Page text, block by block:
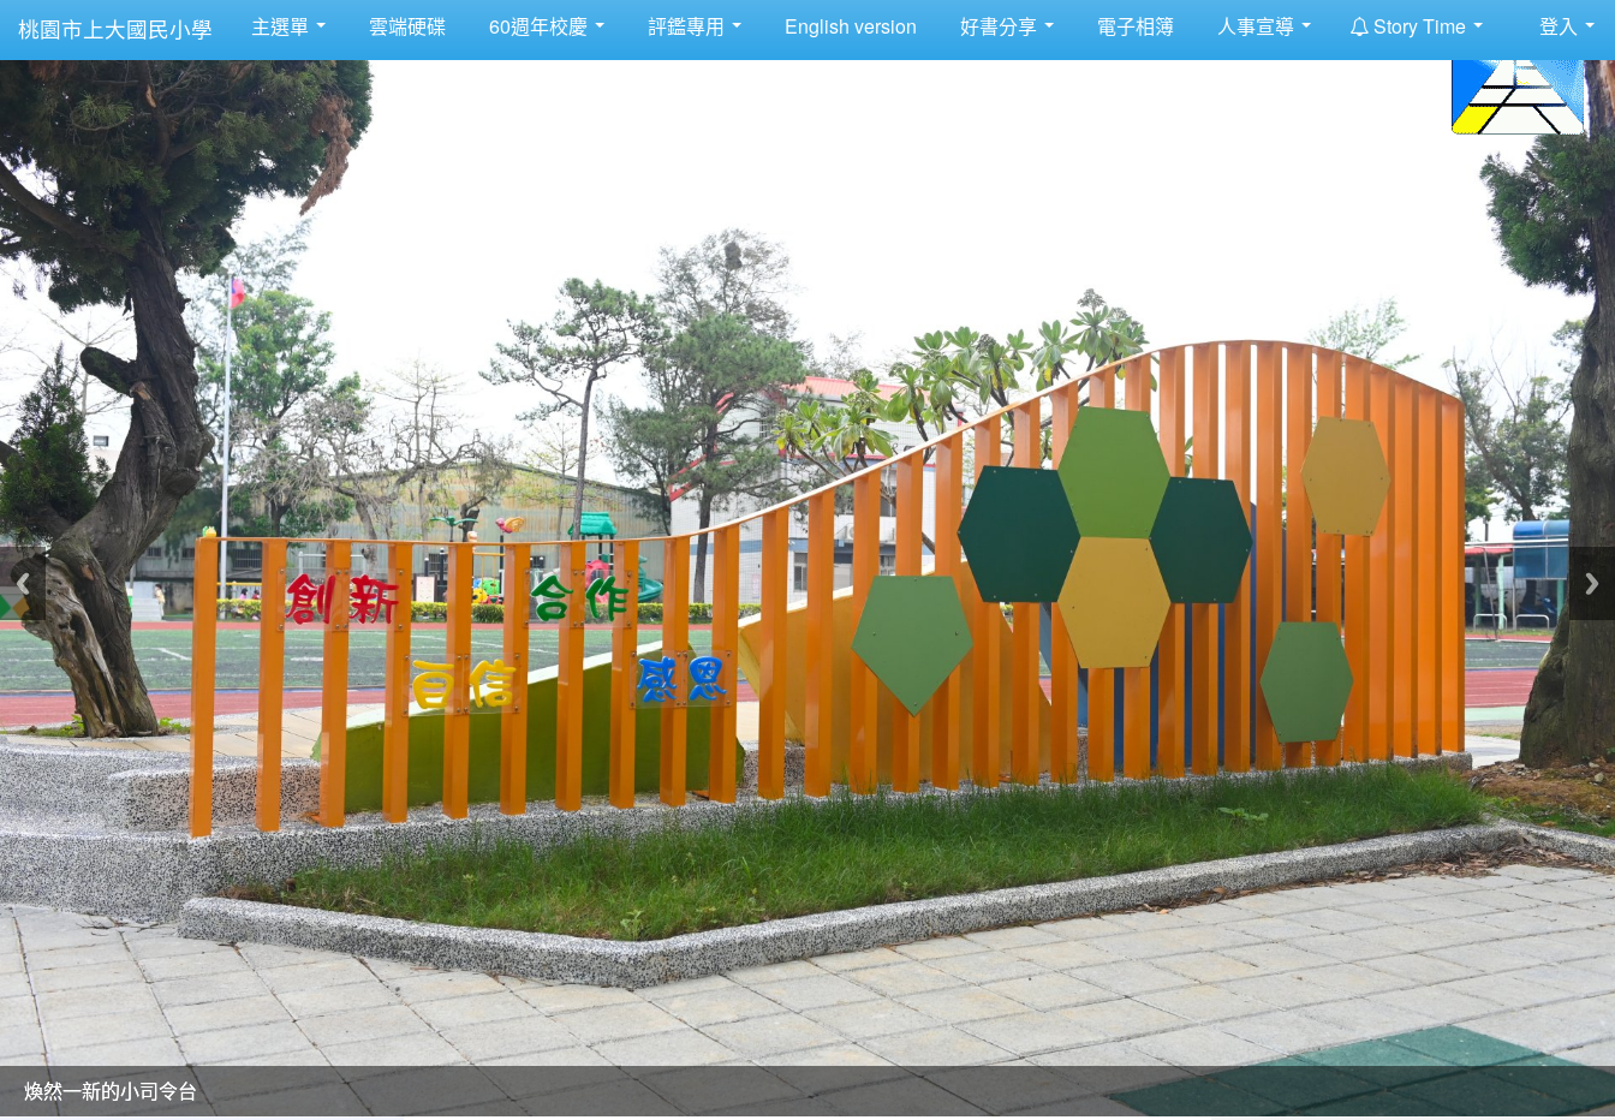
桃園市上大國民小學 主選單 雲端硬碟 60週年校慶 評鑑專用 English version 好書分享 電子相簿 人事宣導 Story Time 登入
美麗的操場是我們活力的來源
美麗的操場是我們活力的來源
煥然一新的小司令台
煥然一新的小司令台
富含桃園埤塘田園風光意象的中廊
富含桃園埤塘田園風光意象的中廊
嶄新的中庭廣場
嶄新的中庭廣場
水生池生生不息
水生池生生不息